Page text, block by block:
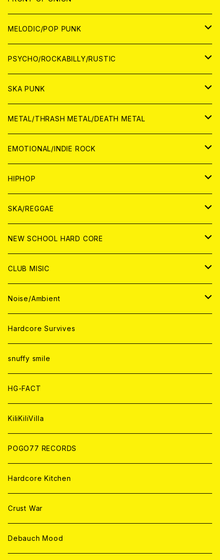
アナログ
CD
WORLD
アナログ
CD
MELODIC/POP PUNK
JAPAN
CD
ANALOG
WORLD
CD
ANALOG
PSYCHO/ROCKABILLY/RUSTIC
JAPAN
CD
ANALOG
WORLD
CD
ANALOG
SKA PUNK
JAPAN
CD
ANALOG
WORLD
CD
ANALOG
METAL/THRASH METAL/DEATH METAL
JAPAN
CD
ANALOG
WORLD
ANALOG
CD
EMOTIONAL/INDIE ROCK
JAPAN
CD
ANALOG
WORLD
CD
ANALOG
HIPHOP
JAPAN
CD
ANALOG
WORLD
CD
ANALOG
SKA/REGGAE
JAPAN
CD
ANALOG
WORLD
CD
ANALOG
NEW SCHOOL HARD CORE
JAPAN
CD
ANALOG
WORLD
CD
ANALOG
CLUB MISIC
JAPAN
CD
ANALOG
WORLD
CD
ANALOG
Noise/Ambient
JAPAN
CD
ANALOG
WORLD
CD
ANALOG
Hardcore Survives
snuffy smile
HG-FACT
KiliKiliVilla
POGO77 RECORDS
Hardcore Kitchen
Crust War
Debauch Mood